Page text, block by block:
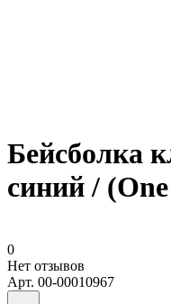
Бейсболка
синий /
0
Нет отзывов
Арт. 00-00010967